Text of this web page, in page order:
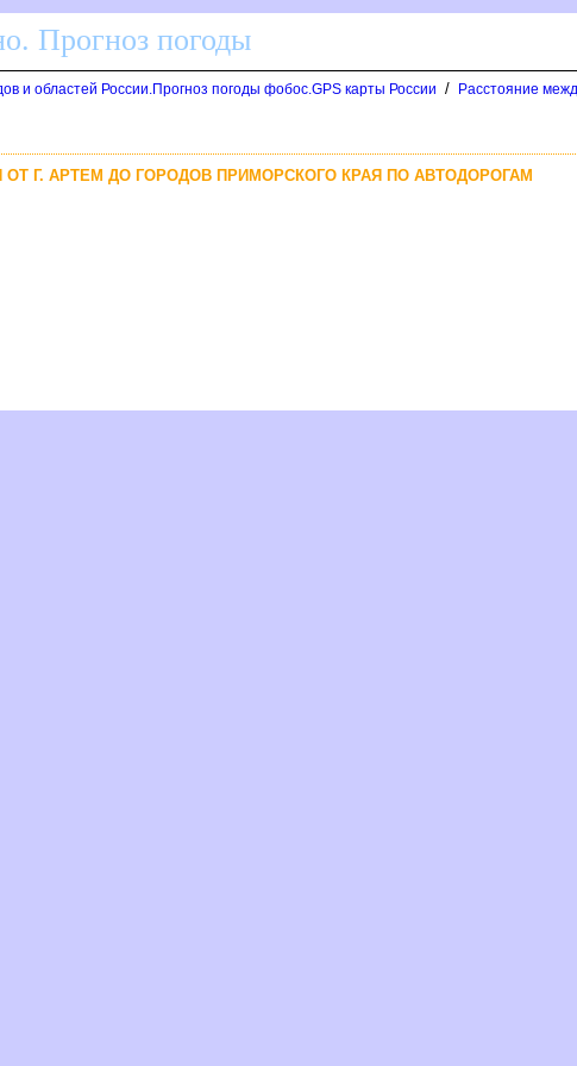
Прогноз погоды
и областей России.Прогноз погоды фобос.GPS карты России /
Расстояние
ОТ Г. АРТЕМ ДО ГОРОДОВ ПРИМОРСКОГО КРАЯ ПО АВТОДОРОГАМ